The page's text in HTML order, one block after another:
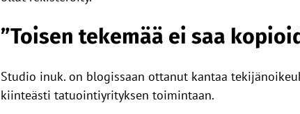
”Toisen tekemää ei saa
Studio inuk. on blogissaan ottanut kantaa
kiinteästi tatuointiyrityksen toimintaan.